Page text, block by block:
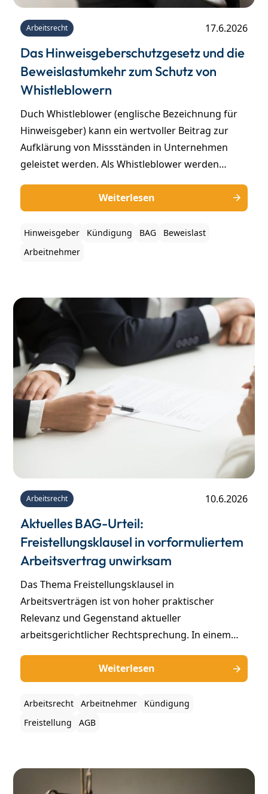
Arbeitsrecht 17.6.2026
Das Hinweisgeberschutzgesetz und die
Beweislastumkehr zum Schutz von
Whistleblowern
Duch Whistleblower (englische Bezeichnung für
Hinweisgeber) kann ein wertvoller Beitrag zur
Aufklärung von Missständen in Unternehmen
geleistet werden. Als Whistleblower werden
Missstände insbesondere aus ihrem
Arbeitsumfeld, wie zum Beispiel Korruption,
Steuerhinterziehung, Betrug oder auch Verstöße
gegen Arbeitsschutzvorschriften durch eine
oftmals Benachteiligungen durch ihren
Arbeitgeber als Reaktion auf die Offenlegung.
Durch das seit Juli 2023 neu eingeführte
Hinweisgeberschutzgesetz (HinSchG) soll gezielt
der Schutz der Hinweisgeber vor beruflichen
Benachteiligungen als Reaktion auf eine Meldung
gestärkt werden.
Weiterlesen
Hinweisgeber Kündigung BAG
Beweislast
Arbeitnehmer
Arbeitsrecht 10.6.2026
Aktuelles BAG-Urteil:
Freistellungsklausel in vorformuliertem
Arbeitsvertrag unwirksam
Das Thema Freistellungsklausel in
Arbeitsverträgen ist von hoher praktischer
Relevanz und Gegenstand aktueller
arbeitsgerichtlicher Rechtsprechung. In einem
(Bundesarbeitsgericht) sich mit der Frage befasst,
ob in einem Arbeitsvertrag standardmäßig eine
Klausel enthalten sein darf, die den Arbeitgeber
nach Ausspruch einer Kündigung zur Freistellung
Weiterlesen
Arbeitsrecht Arbeitnehmer
Kündigung
Freistellung
AGB